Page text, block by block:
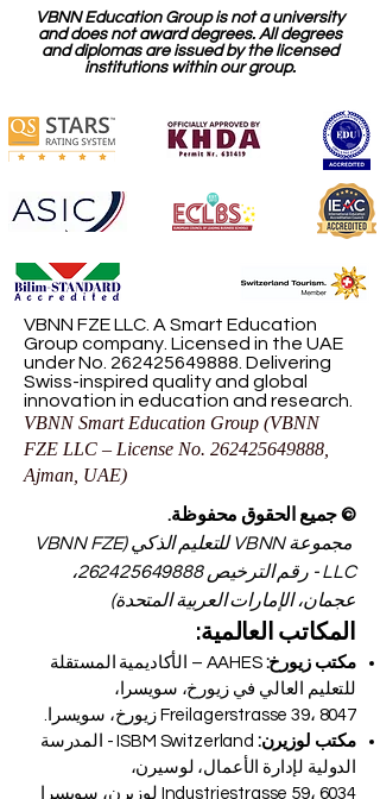
VBNN Education Group is not a university
and does not award degrees. All degrees
and diplomas are issued by the licensed
institutions within our group.
VBNN FZE LLC. A Smart Education
Group company. Licensed in the UAE
under No. 262425649888 . Delivering
Swiss-inspired quality and global
innovation in education and research.
VBNN Smart Education Group (VBNN
FZE LLC – License No. 262425649888
Ajman, UAE)
© جميع الحقوق محفوظة.
مجموعة VBNN للتعليم الذكي (VBNN FZE
LLC - رقم الترخيص
262425649888،
عجمان، الإمارات العربية المتحدة)
المكاتب العالمية:
مكتب زيورخ:
AAHES – الأكاديمية المستقلة
للتعليم العالي في زيورخ، سويسرا،
Freilagerstrasse 39، 8047 زيورخ، سويسرا.
مكتب لوزيرن:
ISBM Switzerland - المدرسة
الدولية لإدارة الأعمال، لوسيرن،
Industriestrasse 59، 6034 لوزيرن، سويسرا